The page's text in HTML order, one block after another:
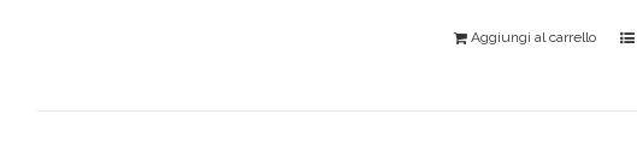
Aggiungi al carrello